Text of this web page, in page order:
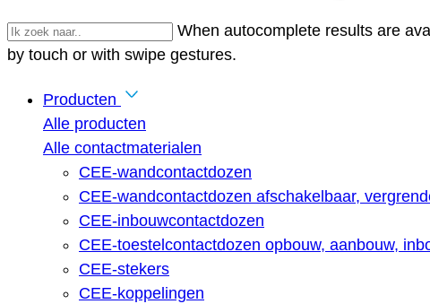
When autocomplete results are
by touch or with swipe gestures.
Producten
Alle producten
Alle contactmaterialen
CEE-wandcontactdozen
CEE-wandcontactdozen afschakelbaar,
CEE-inbouwcontactdozen
CEE-toestelcontactdozen opbouw, aanbouw,
CEE-stekers
CEE-koppelingen